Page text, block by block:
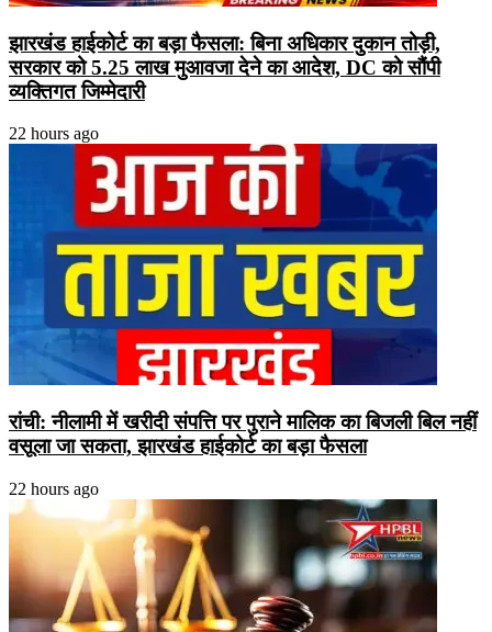
झारखंड हाईकोर्ट का बड़ा फैसला: बिना अधिकार दुकान तोड़ी,
सरकार को 5.25 लाख मुआवजा देने का आदेश, DC को सौंपी
व्यक्तिगत जिम्मेदारी
22 hours ago
रांची: नीलामी में खरीदी संपत्ति पर पुराने मालिक का बिजली बिल नहीं
वसूला जा सकता, झारखंड हाईकोर्ट का बड़ा फैसला
22 hours ago